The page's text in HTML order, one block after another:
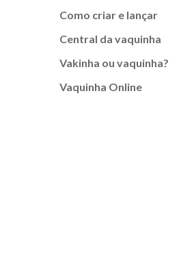
Como criar e lançar
Central da vaquinha
Vakinha ou vaquinha?
Vaquinha Online